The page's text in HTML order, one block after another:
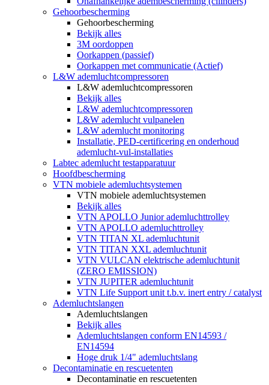
Gehoorbescherming
Gehoorbescherming
Bekijk alles
3M oordoppen
Oorkappen (passief)
Oorkappen met communicatie (Actief)
L&W ademluchtcompressoren
L&W ademluchtcompressoren
Bekijk alles
L&W ademluchtcompressoren
L&W ademlucht vulpanelen
L&W ademlucht monitoring
Installatie, PED-certificering en onderhoud
ademlucht-vul-installaties
Labtec ademlucht testapparatuur
Hoofdbescherming
VTN mobiele ademluchtsystemen
VTN mobiele ademluchtsystemen
Bekijk alles
VTN APOLLO Junior ademluchttrolley
VTN APOLLO ademluchttrolley
VTN TITAN XL ademluchtunit
VTN TITAN XXL ademluchtunit
VTN VULCAN elektrische ademluchtunit
(ZERO EMISSION)
VTN JUPITER ademluchtunit
VTN Life Support unit t.b.v. inert entry / catalyst
Ademluchtslangen
Ademluchtslangen
Bekijk alles
Ademluchtslangen conform EN14593 /
EN14594
Hoge druk 1/4" ademluchtslang
Decontaminatie en rescuetenten
Decontaminatie en rescuetenten